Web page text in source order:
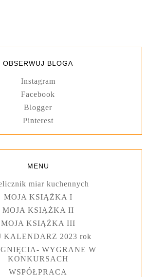
OBSERWUJ BLOGA
Instagram
Facebook
Blogger
Pinterest
MENU
miar kuchennych
MOJA KSIĄŻKA I
MOJA KSIĄŻKA II
MOJA KSIĄŻKA III
KALENDARZ 2023 rok
WYGRANE W
KONKURSACH
WSPÓŁPRACA